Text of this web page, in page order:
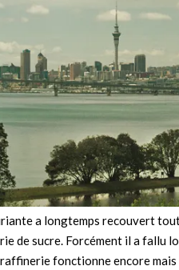
a longtemps recouvert
de sucre. Forcément il a fallu
fonctionne encore